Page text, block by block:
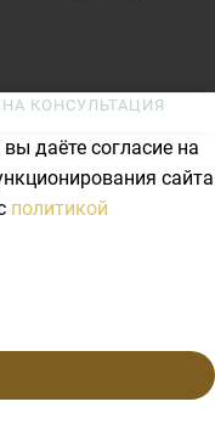
КОНСУЛЬТАЦИЯ
даёте согласие на
сайта
политикой